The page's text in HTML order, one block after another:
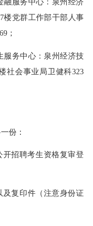
服务中心：泉州经济
楼党群工作部干部人事
；
务中心：泉州经济技
社会事业局卫健科323
份：
招聘考生资格复审登
复印件（注意身份证